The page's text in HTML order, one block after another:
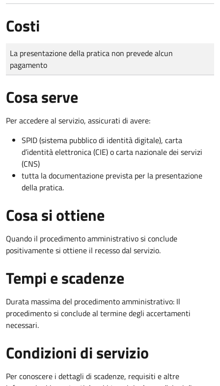
Costi
Tipo di pagamento
Importo
La presentazione della pratica non prevede alcun
pagamento
Cosa serve
Per accedere al servizio, assicurati di avere:
SPID (sistema pubblico di identità digitale), carta
d’identità elettronica (CIE) o carta nazionale dei servizi
(CNS)
tutta la documentazione prevista per la presentazione
della pratica.
Cosa si ottiene
Quando il procedimento amministrativo si conclude
positivamente si ottiene il recesso dal servizio.
Tempi e scadenze
Durata massima del procedimento amministrativo: Il
procedimento si conclude al termine degli accertamenti
necessari.
Condizioni di servizio
Per conoscere i dettagli di scadenze, requisiti e altre